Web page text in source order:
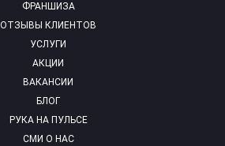
ФРАНШИЗА
ОТЗЫВЫ КЛИЕНТОВ
УСЛУГИ
АКЦИИ
ВАКАНСИИ
БЛОГ
РУКА НА ПУЛЬСЕ
СМИ О НАС